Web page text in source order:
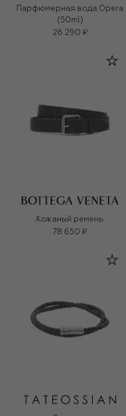
Парфюмерная вода Opera
(50ml)
26 290 ₽
Кожаный ремень
78 650 ₽